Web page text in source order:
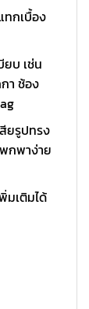
ทกเบื้อง
บ เช่น
า ช้อง
ยรูปทรง
กพาง่าย
มเติมได้